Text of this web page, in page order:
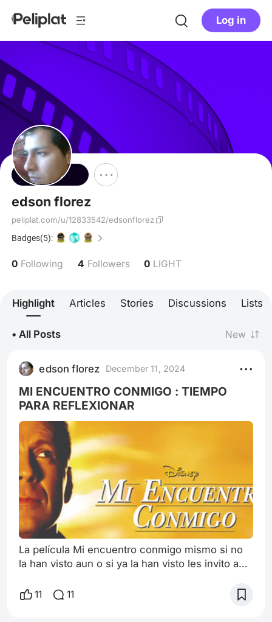
Log in
Follow
edson florez
peliplat.com/u/12833542/edsonflorez
Badges(5):
0 Following 4 Followers 0 LIGHT
Highlight Articles Stories Discussions Lists
• All Posts New
edson florez December 11, 2024
MI ENCUENTRO CONMIGO : TIEMPO
PARA REFLEXIONAR
La película Mi encuentro conmigo mismo si no
la han visto aun o si ya la han visto les invito a
a reflexionar sobre las heridas emocionales que
11 11